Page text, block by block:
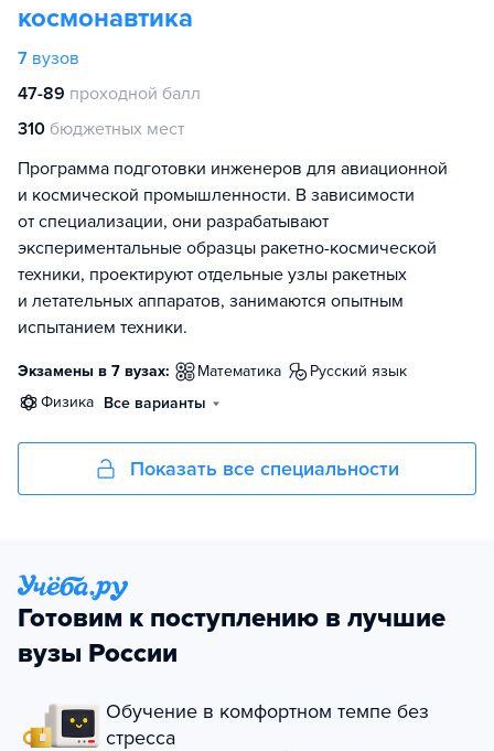
космонавтика
7 вузов
47-89 проходной балл
310 бюджетных мест
Программа подготовки инженеров для авиационной
и космической промышленности. В зависимости
от специализации, они разрабатывают
экспериментальные образцы ракетно-космической
техники, проектируют отдельные узлы ракетных
и летательных аппаратов, занимаются опытным
испытанием техники.
Экзамены в 7 вузах: математика
русский язык
физика Все варианты
Показать все специальности
Готовим к поступлению в лучшие
вузы России
Обучение в комфортном темпе без
стресса